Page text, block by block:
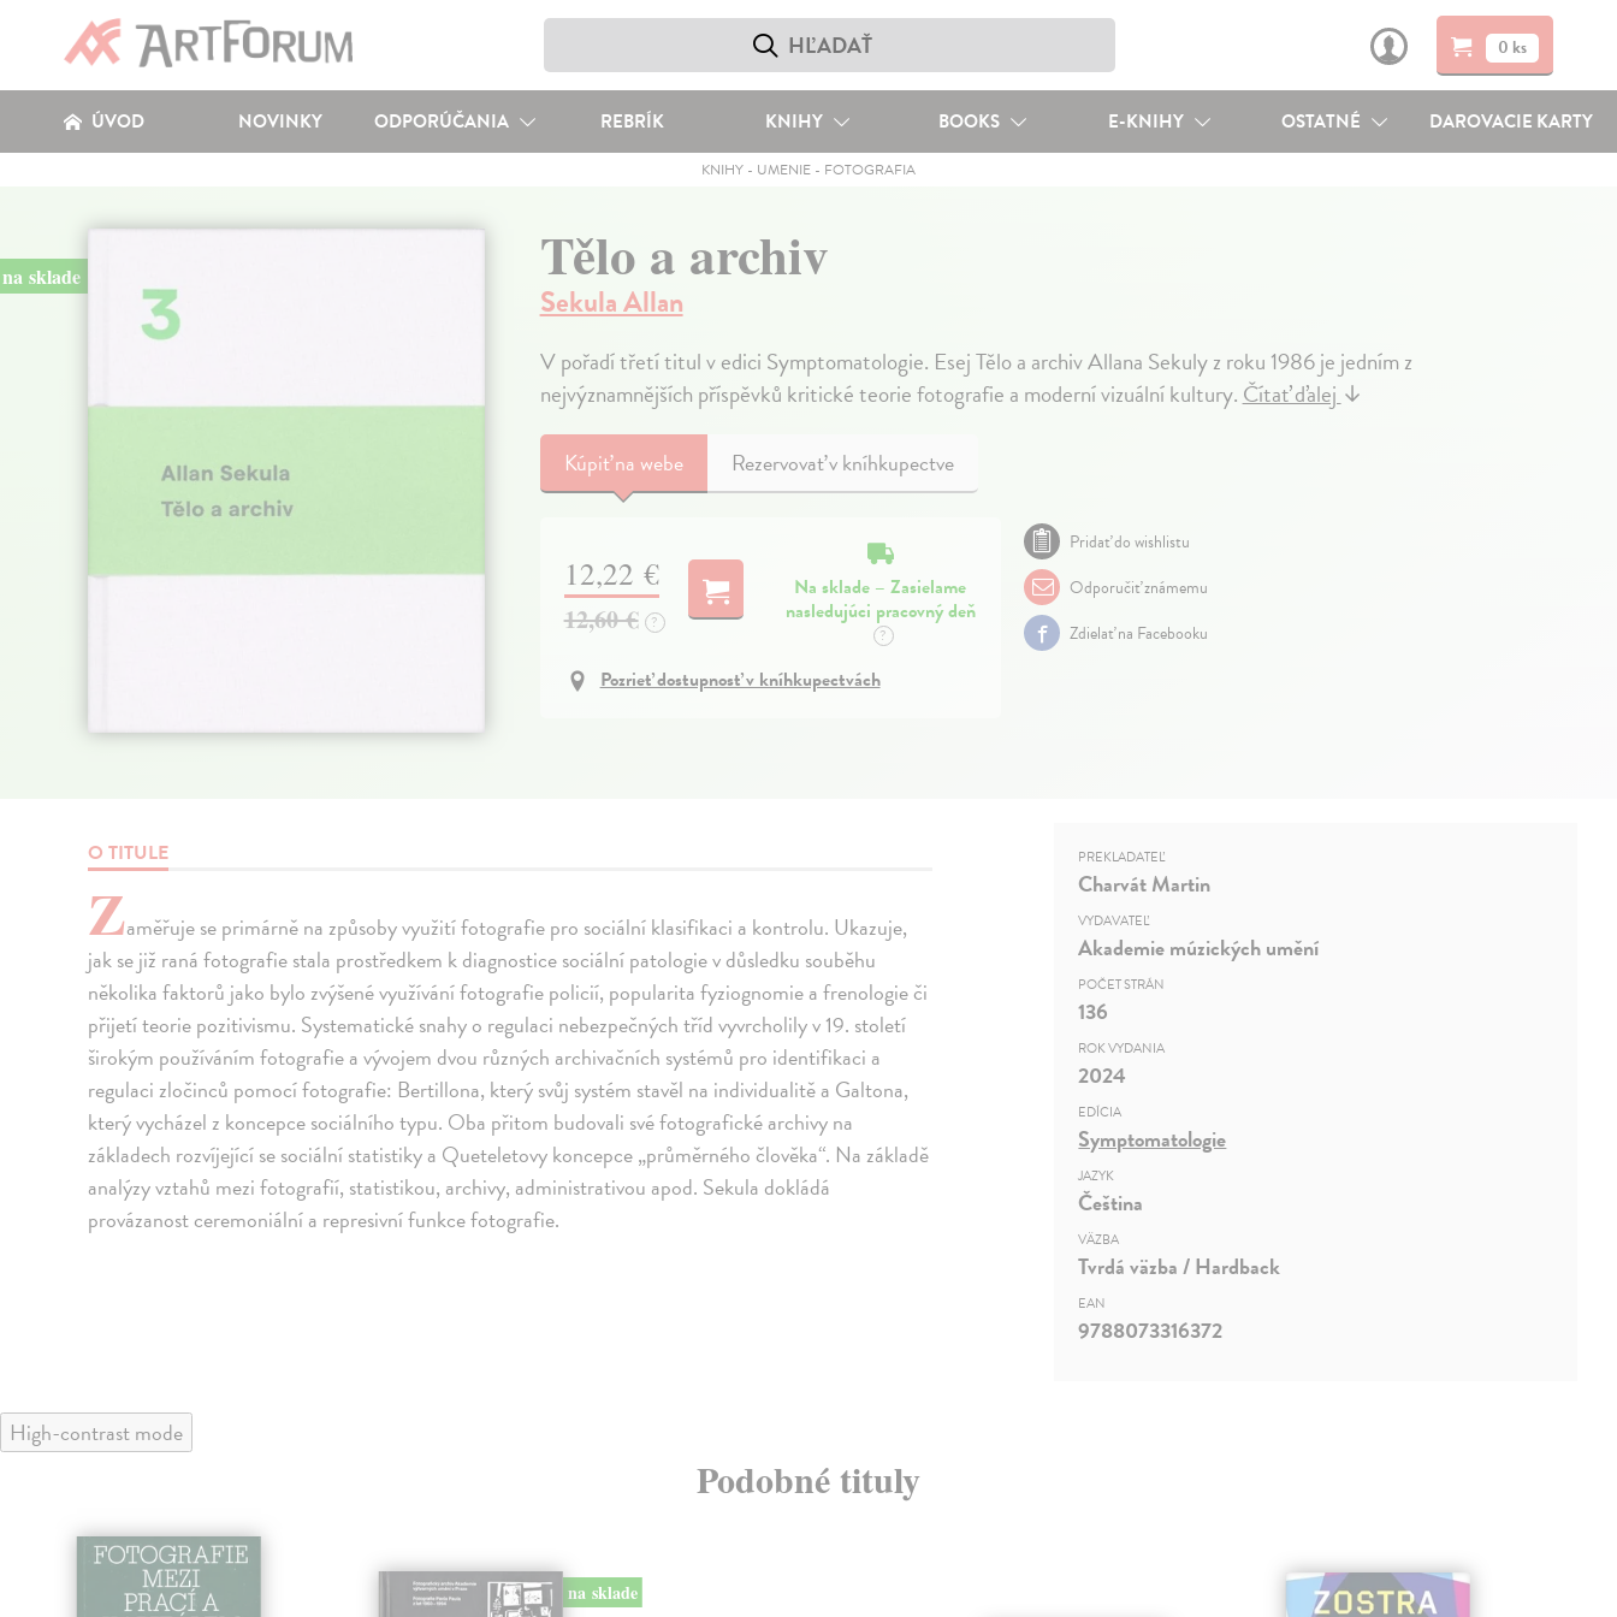
0 ks
ÚVOD NOVINKY ODPORÚČANIA REBRÍK KNIHY BOOKS E-KNIHY OSTATNÉ DAROVACIE KARTY
KNIHY- UMENIE- FOTOGRAFIA
na sklade Tělo a archiv
Sekula Allan
V pořadí třetí titul v edici Symptomatologie. Esej Tělo a archiv Allana Sekuly z roku 1986 je jedním z
nejvýznamnějších příspěvků kritické teorie fotografie a moderní vizuální kultury.Čítať ďalej↓
Kúpiťna webe Rezervovať v kníhkupectve
12,22 €
12,60 € ?
Na sklade – Zasielame
nasledujúci pracovný deň
?
Pozrieť dostupnosť v kníhkupectvách
Pridať do wishlistu
Odporučiť známemu
Zdielať na Facebooku
O TITULE
Zaměřuje se primárně na způsoby využití fotografie pro sociální klasifikaci a kontrolu. Ukazuje,
jak se již raná fotografie stala prostředkem k diagnostice sociální patologie v důsledku souběhu
několika faktorů jako bylo zvýšené využívání fotografie policií, popularita fyziognomie a frenologie či
přijetí teorie pozitivismu. Systematické snahy o regulaci nebezpečných tříd vyvrcholily v 19. století
širokým používáním fotografie a vývojem dvou různých archivačních systémů pro identifikaci a
regulaci zločinců pomocí fotografie: Bertillona, který svůj systém stavěl na individualitě a Galtona,
který vycházel z koncepce sociálního typu. Oba přitom budovali své fotografické archivy na
základech rozvíjející se sociální statistiky a Queteletovy koncepce „průměrného člověka“. Na základě
analýzy vztahů mezi fotografií, statistikou, archivy, administrativou apod. Sekula dokládá
provázanost ceremoniální a represivní funkce fotografie.
PREKLADATEĽ
Charvát Martin
VYDAVATEĽ
Akademie múzických umění
POČET STRÁN
136
ROK VYDANIA
2024
EDÍCIA
Symptomatologie
JAZYK
Čeština
VÄZBA
Tvrdá väzba / Hardback
EAN
9788073316372
High-contrast mode
Podobné tituly
na sklade